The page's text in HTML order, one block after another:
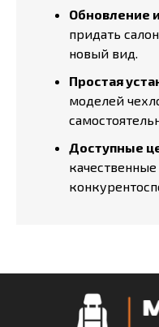
Обновление
придать
новый вид.
Простая
моделей
Доступные